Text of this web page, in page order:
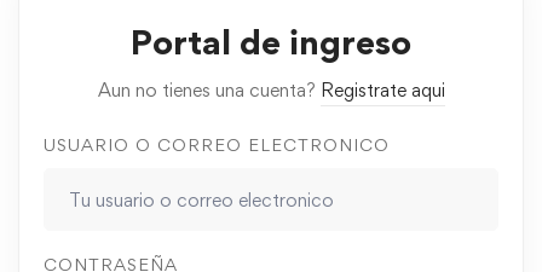
Portal de ingreso
Aun no tienes una cuenta? Registrate aqui
USUARIO O CORREO ELECTRONICO
CONTRASEÑA